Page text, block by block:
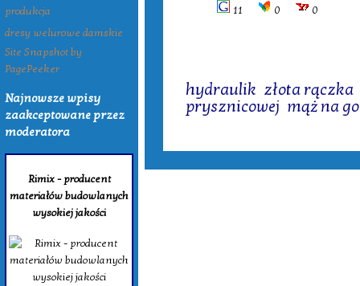
produkcja
dresy welurowe damskie
Site Snapshot by
PagePeeker
Najnowsze wpisy
zaakceptowane przez
moderatora
Rimix - producent
materiałów budowlanych
wysokiej jakości
11 0 0
hydraulik złota rączka
prysznicowej mąż na